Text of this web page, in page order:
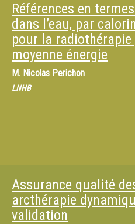
Références en
dans l’eau, par
pour la radiothérapie
moyenne énergie
M. Nicolas Perichon
LNHB
Assurance qualité
arcthérapie
validation